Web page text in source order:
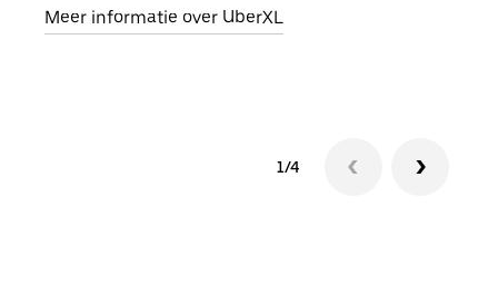
Meer informatie over UberXL
1/4